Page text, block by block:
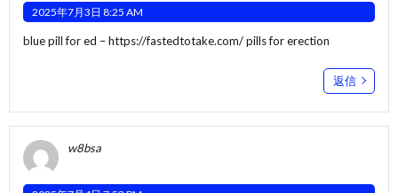
2025年7月3日 8:25 AM
blue pill for ed –https://fastedtotake.com/pills for erection
返信
w8bsa